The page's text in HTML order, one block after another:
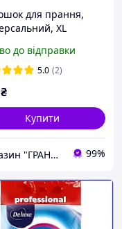
для прання,
XL
Der Waschkonig
Universal
до відправки
5.0 (2)
₴
Купити
Магазин "ГРАНДіК" 99%